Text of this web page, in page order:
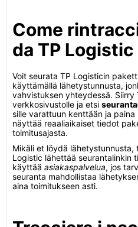
Come
da TP Logistic
Voit seurata TP Logisticin
käyttämällä lähetystunnusta,
vahvistuksen yhteydessä. Siirry
verkkosivustolle ja etsi
sille varattuun kenttään ja
näyttää reaaliaikaiset tiedot
toimitusajasta.
Mikäli et löydä lähetystunnusta,
Logistic lähettää seurantalinkin
käyttää asiakaspalvelua, jos
seuranta mahdollistaa
aina toimitukseen asti.